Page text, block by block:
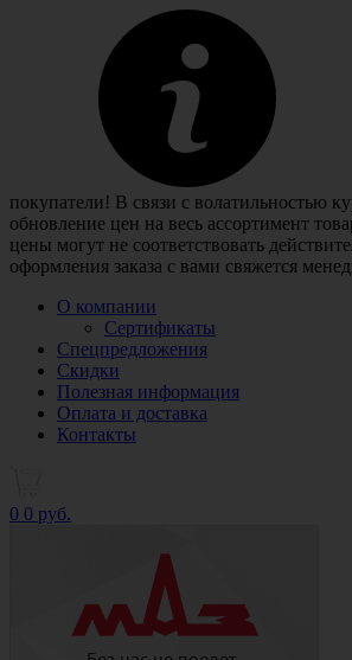
покупатели! В связи с волатильностью
обновление цен на весь ассортимент
цены могут не соответствовать
оформления заказа с вами свяжется
О компании
Сертификаты
Спецпредложения
Скидки
Полезная информация
Оплата и доставка
Контакты
0 0 руб.